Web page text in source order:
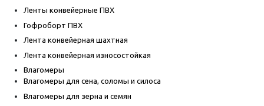
Ленты конвейерные ПВХ
Гофроборт ПВХ
Лента конвейерная шахтная
Лента конвейерная износостойкая
Влагомеры
Влагомеры для сена, соломы и силоса
Влагомеры для зерна и семян